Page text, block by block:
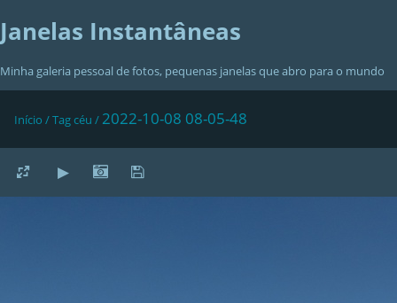
Janelas Instantâneas
Minha galeria pessoal de fotos, pequenas janelas que abro para o mundo
Início /Tagcéu / 2022-10-08 08-05-48